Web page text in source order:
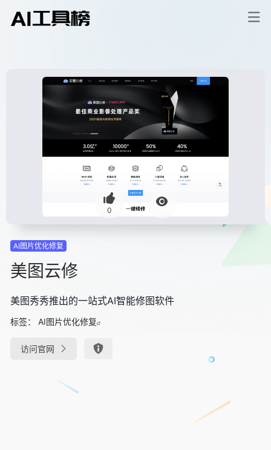
0
AI图片优化修复
美图云修
美图秀秀推出的一站式AI智能修图软件
标签： AI图片优化修复
访问官网